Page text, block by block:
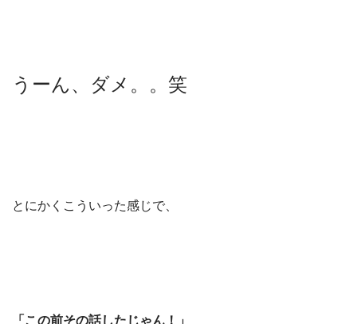
うーん、ダメ。。笑
とにかくこういった感じで、
「この前その話したじゃん！」